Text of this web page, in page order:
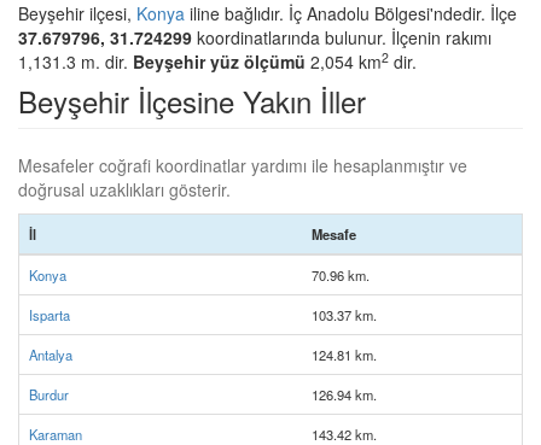
Beyşehir ilçesi, Konya iline bağlıdır. İç Anadolu Bölgesi'ndedir. İlçe
37.679796, 31.724299 koordinatlarında bulunur. İlçenin rakımı
1,131.3 m. dir. Beyşehir yüz ölçümü 2,054 km2 dir.
Beyşehir İlçesine Yakın İller
Mesafeler coğrafi koordinatlar yardımı ile hesaplanmıştır ve
doğrusal uzaklıkları gösterir.
İl Mesafe
Konya 70.96 km.
Isparta 103.37 km.
Antalya 124.81 km.
Burdur 126.94 km.
Karaman 143.42 km.